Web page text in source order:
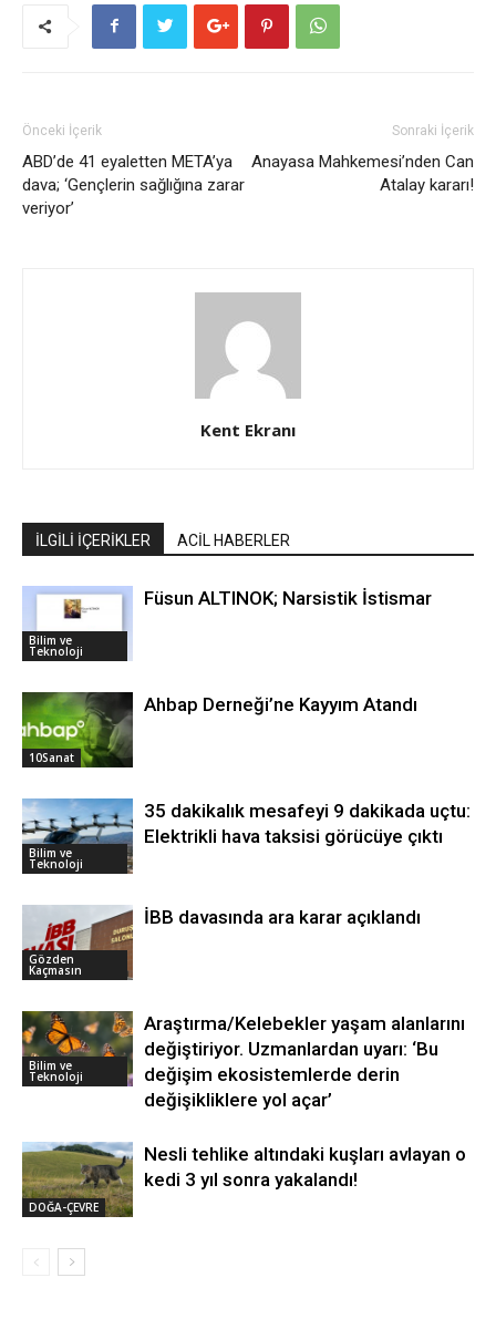
Önceki İçerik
ABD’de 41 eyaletten META’ya
dava; ‘Gençlerin sağlığına zarar
veriyor’
Sonraki İçerik
Anayasa Mahkemesi’nden Can
Atalay kararı!
Kent Ekranı
İLGİLİ İÇERİKLER ACİL HABERLER
Bilim ve
Teknoloji
Füsun ALTINOK; Narsistik İstismar
10Sanat
Ahbap Derneği’ne Kayyım Atandı
Bilim ve
Teknoloji
35 dakikalık mesafeyi 9 dakikada uçtu:
Elektrikli hava taksisi görücüye çıktı
Gözden
Kaçmasın
İBB davasında ara karar açıklandı
Bilim ve
Teknoloji
Araştırma/Kelebekler yaşam alanlarını
değiştiriyor. Uzmanlardan uyarı: ‘Bu
değişim ekosistemlerde derin
değişikliklere yol açar’
DOĞA-ÇEVRE
Nesli tehlike altındaki kuşları avlayan o
kedi 3 yıl sonra yakalandı!